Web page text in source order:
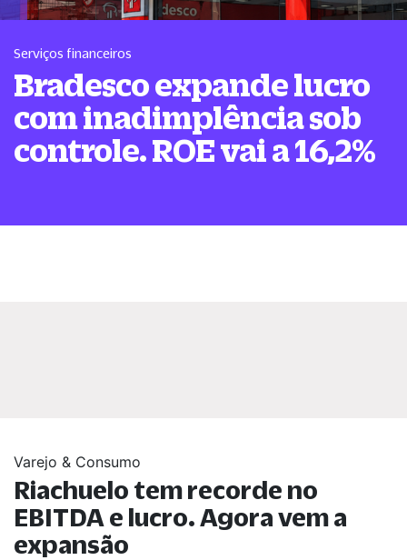
Serviços financeiros
Bradesco expande lucro
com inadimplência sob
controle. ROE vai a 16,2%
Varejo & Consumo
Riachuelo tem recorde no
EBITDA e lucro. Agora vem a
expansão